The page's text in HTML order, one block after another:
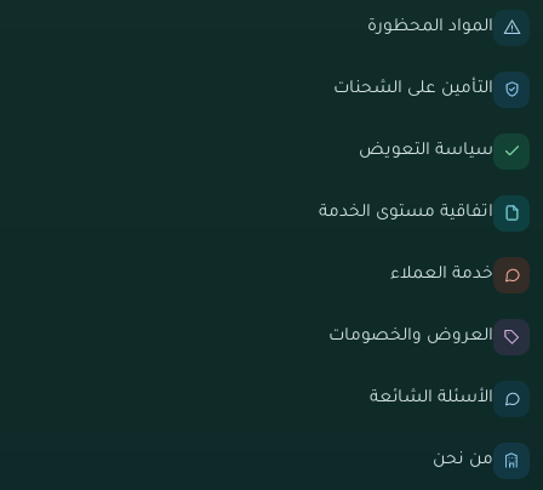
المواد المحظورة
التأمين على الشحنات
سياسة التعويض
اتفاقية مستوى الخدمة
خدمة العملاء
العروض والخصومات
الأسئلة الشائعة
من نحن